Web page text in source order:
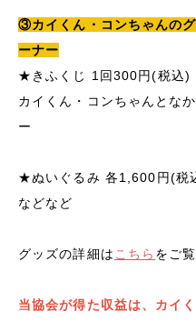
③カイくん・コンちゃんの
ーナー
★きふくじ 1回300円(税込)
カイくん・コンちゃんとな
ー
★ぬいぐるみ 各1,600円(税
などなど
グッズの詳細は こちら をご
当協会が得た収益は、カイ